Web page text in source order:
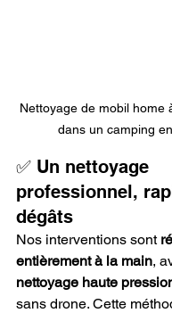
Nettoyage de mobil home
dans un camping
✅ Un nettoyage
professionnel,
dégâts
Nos interventions sont
entièrement à la main,
nettoyage haute
sans drone. Cette